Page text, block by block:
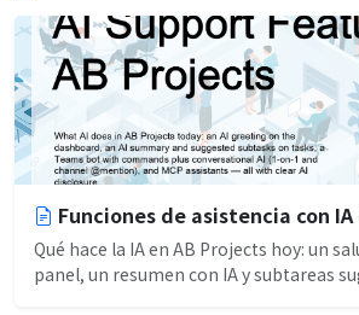
Funciones de asistencia con
Qué hace la IA en AB Projects hoy: un
panel, un resumen con IA y subtareas